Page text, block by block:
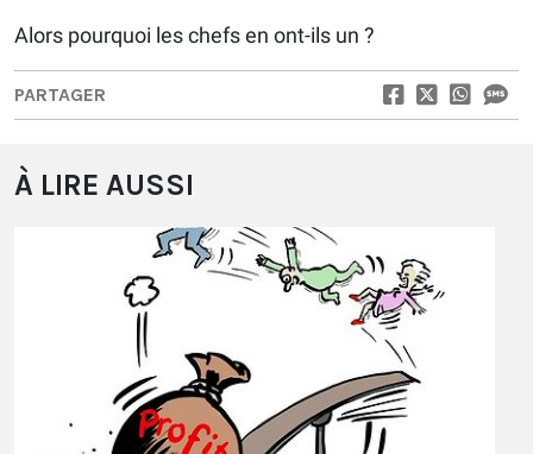
Alors pourquoi les chefs en ont-ils un ?
PARTAGER
À LIRE AUSSI